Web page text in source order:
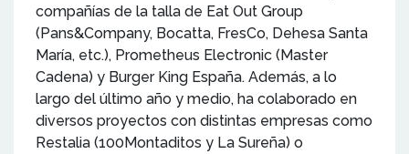
compañías de la talla de Eat Out Group
(Pans&Company, Bocatta, FresCo, Dehesa Santa
María, etc.), Prometheus Electronic (Master
Cadena) y Burger King España. Además, a lo
largo del último año y medio, ha colaborado en
diversos proyectos con distintas empresas como
Restalia (100Montaditos y La Sureña) o